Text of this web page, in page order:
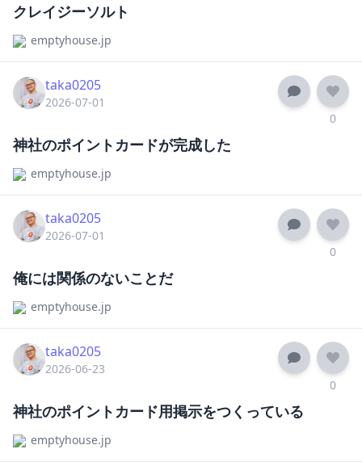
クレイジーソルト
emptyhouse.jp
taka0205
2026-07-01
0
神社のポイントカードが完成した
emptyhouse.jp
taka0205
2026-07-01
0
俺には関係のないことだ
emptyhouse.jp
taka0205
2026-06-23
0
神社のポイントカード用掲示をつくっている
emptyhouse.jp